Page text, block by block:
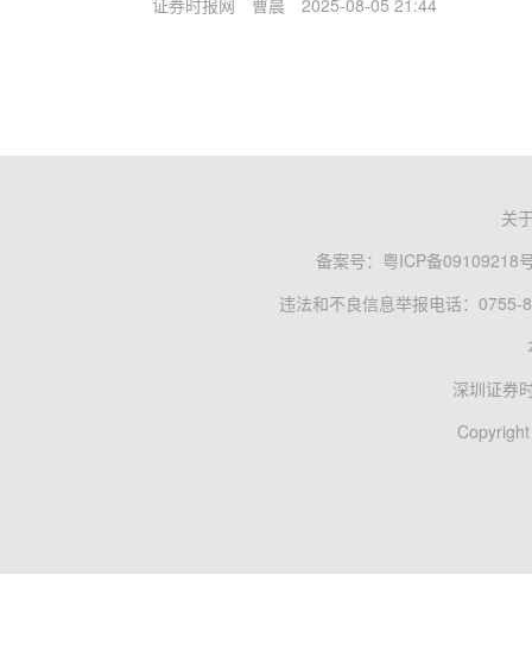
证券时报网 曹晨 2025-08-05 21:44
关
备案号： 粤ICP备09109218
违法和不良信息举报电话：0755-
深圳证券